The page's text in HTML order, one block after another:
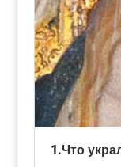
1.Что